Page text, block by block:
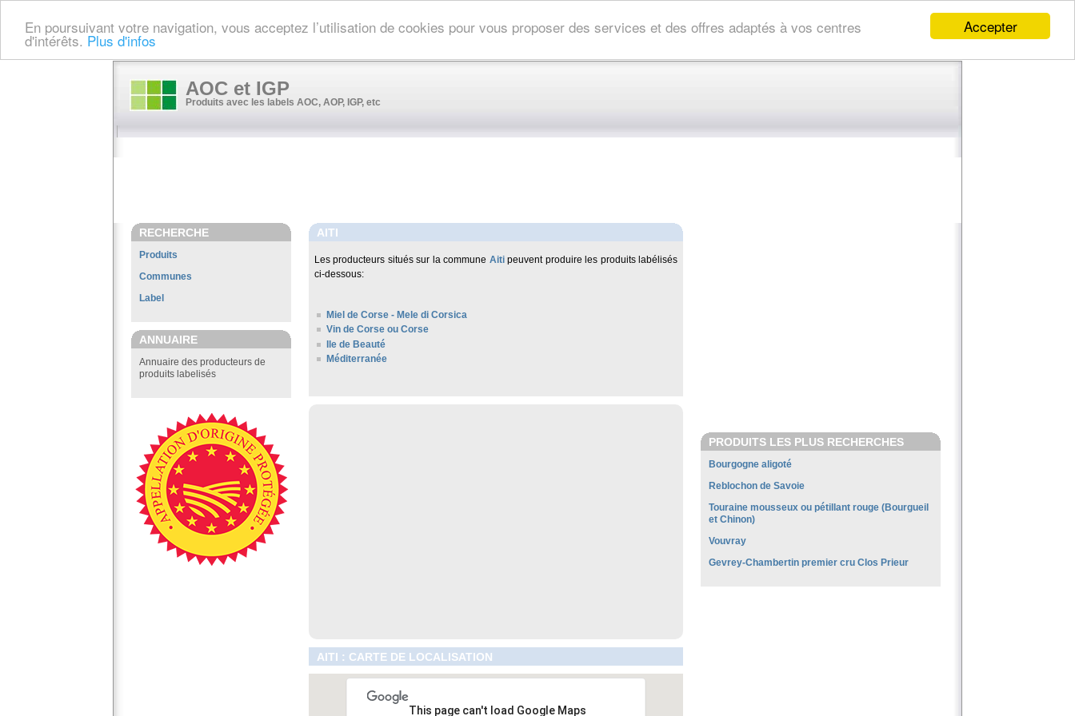
Accepter
En poursuivant votre navigation, vous acceptez l’utilisation de cookies pour vous proposer des services et des offres adaptés à vos centres
d'intérêts. Plus d'infos
AOC et IGP
Produits avec les labels AOC, AOP, IGP, etc
RECHERCHE
Produits
Communes
Label
ANNUAIRE
Annuaire des producteurs de
produits labelisés
AITI
Les producteurs situés sur la commune Aitipeuvent produire les produits labélisés
ci-dessous:
Miel de Corse - Mele di Corsica
Vin de Corse ou Corse
Ile de Beauté
Méditerranée
AITI : CARTE DE LOCALISATION
This page can't load Google Maps
PRODUITS LES PLUS RECHERCHES
Bourgogne aligoté
Reblochon de Savoie
Touraine mousseux ou pétillant rouge (Bourgueil
et Chinon)
Vouvray
Gevrey-Chambertin premier cru Clos Prieur